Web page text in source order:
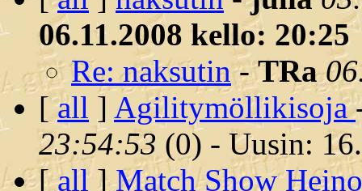
06.11.2008 kello: 20:25
Re: naksutin-TRa
[all ] Agilitymöllikisoja
23:54:53 (0) - Uusin:
[all]Match Show